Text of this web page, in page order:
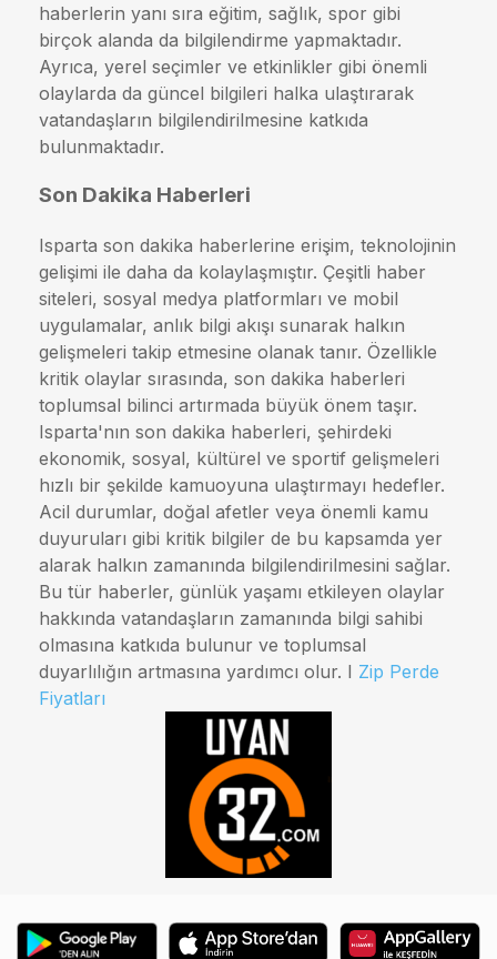
haberlerin yanı sıra eğitim, sağlık, spor gibi
birçok alanda da bilgilendirme yapmaktadır.
Ayrıca, yerel seçimler ve etkinlikler gibi önemli
olaylarda da güncel bilgileri halka ulaştırarak
vatandaşların bilgilendirilmesine katkıda
bulunmaktadır.
Son Dakika Haberleri
Isparta son dakika haberlerine erişim, teknolojinin
gelişimi ile daha da kolaylaşmıştır. Çeşitli haber
siteleri, sosyal medya platformları ve mobil
uygulamalar, anlık bilgi akışı sunarak halkın
gelişmeleri takip etmesine olanak tanır. Özellikle
kritik olaylar sırasında, son dakika haberleri
toplumsal bilinci artırmada büyük önem taşır.
Isparta'nın son dakika haberleri, şehirdeki
ekonomik, sosyal, kültürel ve sportif gelişmeleri
hızlı bir şekilde kamuoyuna ulaştırmayı hedefler.
Acil durumlar, doğal afetler veya önemli kamu
duyuruları gibi kritik bilgiler de bu kapsamda yer
alarak halkın zamanında bilgilendirilmesini sağlar.
Bu tür haberler, günlük yaşamı etkileyen olaylar
hakkında vatandaşların zamanında bilgi sahibi
olmasına katkıda bulunur ve toplumsal
duyarlılığın artmasına yardımcı olur. I Zip Perde
Fiyatları